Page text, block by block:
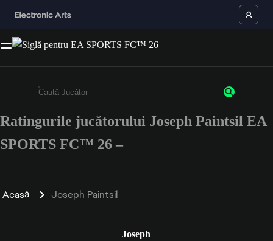
Enter a minimum of 3 characters or numbers
Ratingurile jucătorului Joseph Paintsil EA
SPORTS FC™ 26 –
Acasă Joseph Paintsil
Joseph